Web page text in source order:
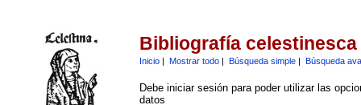
Bibliografía celestinesca
Inicio| Mostrar todo| Búsqueda simple| Búsqueda
Debe iniciar sesión para poder utilizar las
datos